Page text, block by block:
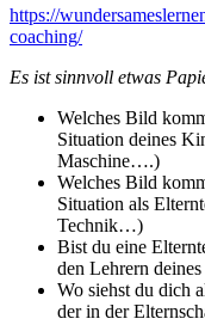
https://
coaching/
Es ist sinnvoll etwas
Welches Bild
Situation deines
Maschine….)
Welches Bild
Situation als
Technik…)
Bist du eine
den Lehrern
Wo siehst du dich
der in der